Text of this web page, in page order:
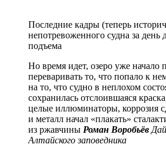
Последние кадры (теперь
непотревоженного судна за день
подъема
Но время идет, озеро уже начало
переваривать то, что попало к
на то, что судно в неплохом
сохранилась отслоившаяся
целые иллюминаторы, коррозия
и металл начал «плакать»
из ржавчины Роман Воробьёв
Алтайского заповедника